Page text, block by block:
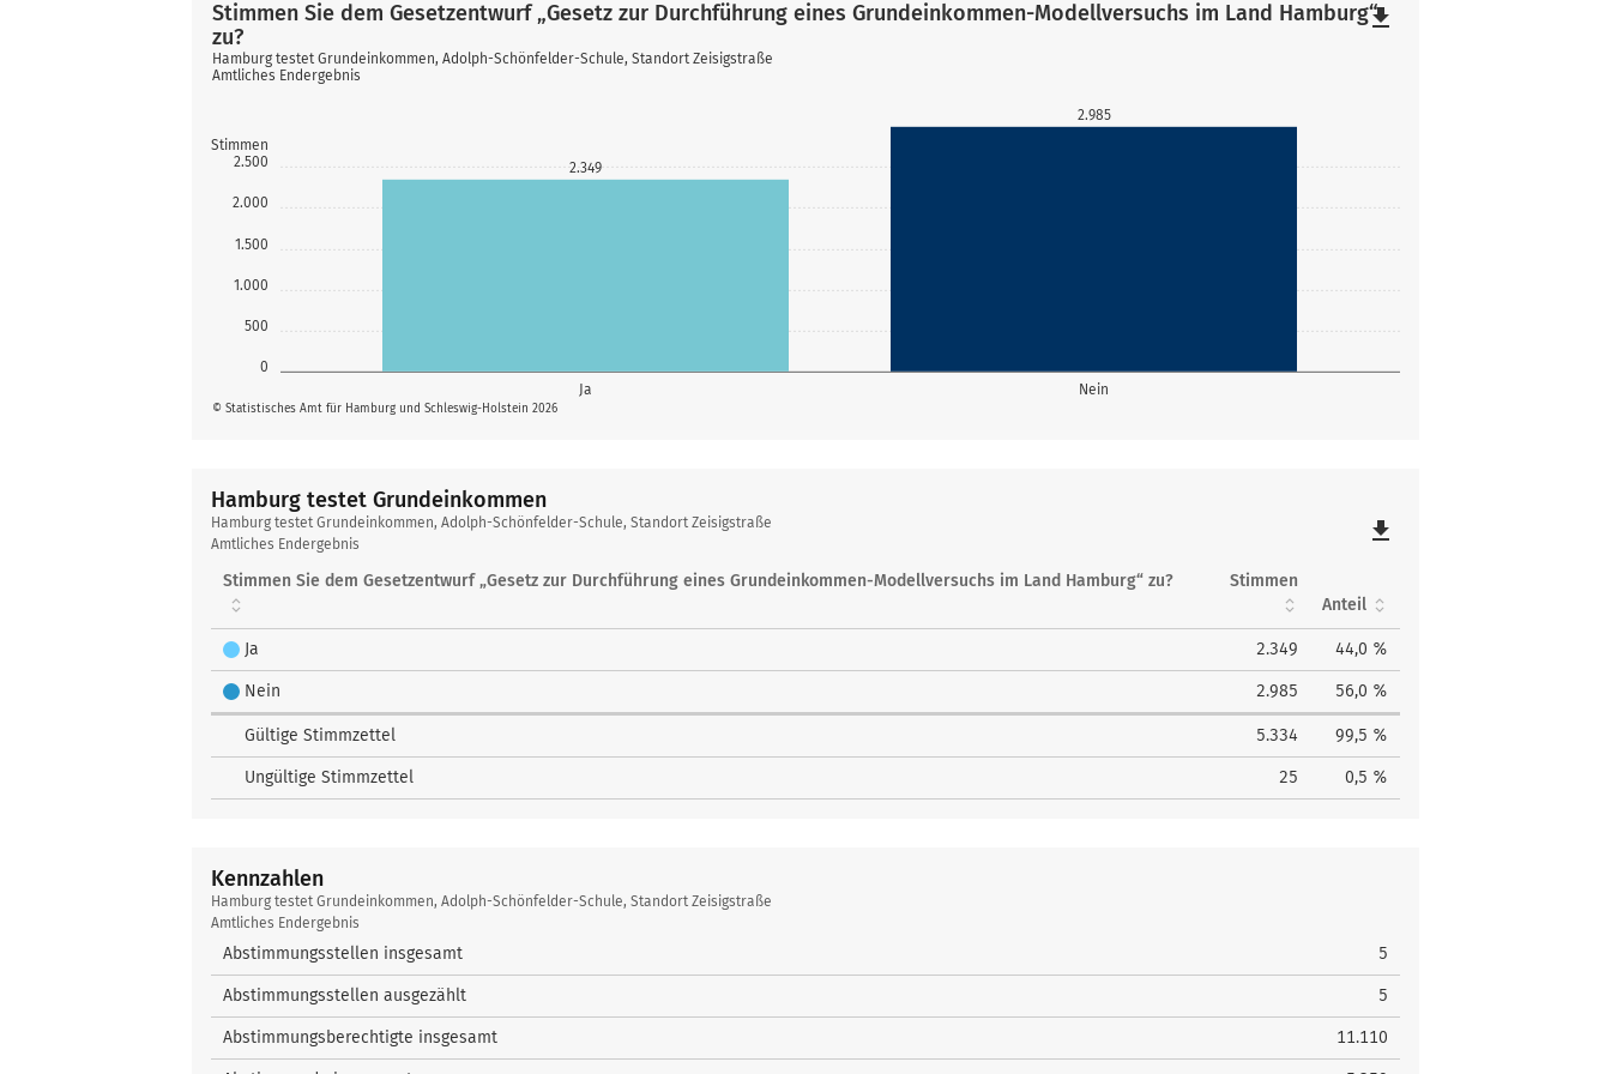
0
500
1.000
1.500
2.000
2.500
Stimmen
Ja Nein
2.349
2.985
© Statistisches Amt für Hamburg und Schleswig-Holstein 2026
Stimmen Sie dem Gesetzentwurf „Gesetz zur Durchführung eines Grundeinkommen-Modellversuchs im Land Hamburg“
zu?
Hamburg testet Grundeinkommen, Adolph-Schönfelder-Schule, Standort Zeisigstraße
Amtliches Endergebnis
file_download
Hamburg testet Grundeinkommen
Hamburg
testet
Grundeinkommen
Hamburg testet Grundeinkommen, Adolph-Schönfelder-Schule, Standort Zeisigstraße
Amtliches Endergebnis
file_download
Stimmen Sie dem Gesetzentwurf „Gesetz zur Durchführung eines Grundeinkommen-Modellversuchs im Land Hamburg“ zu?
Stimmen
Anteil
Ja 2.349 44,0 %
Nein 2.985 56,0 %
Gültige Stimmzettel 5.334 99,5 %
Ungültige Stimmzettel 25 0,5 %
Kennzahlen
Kennzahlen
Hamburg testet Grundeinkommen, Adolph-Schönfelder-Schule, Standort Zeisigstraße
Amtliches Endergebnis
Abstimmungsstellen insgesamt 5
Abstimmungsstellen ausgezählt 5
Abstimmungsberechtigte insgesamt 11.110